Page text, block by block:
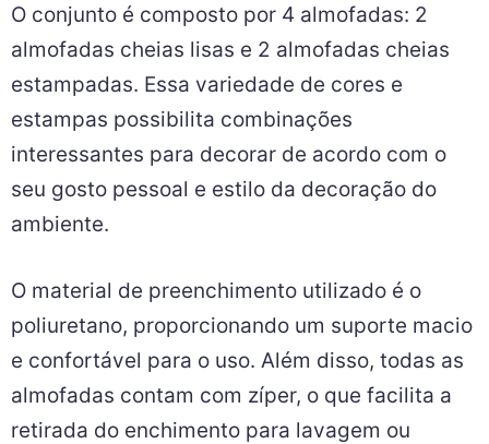
O conjunto é composto por 4 almofadas: 2
almofadas cheias lisas e 2 almofadas cheias
estampadas. Essa variedade de cores e
estampas possibilita combinações
interessantes para decorar de acordo com o
seu gosto pessoal e estilo da decoração do
ambiente.
O material de preenchimento utilizado é o
poliuretano, proporcionando um suporte macio
e confortável para o uso. Além disso, todas as
almofadas contam com zíper, o que facilita a
retirada do enchimento para lavagem ou